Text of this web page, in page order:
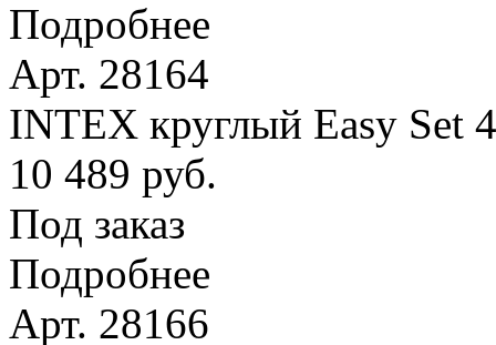
Подробнее
Арт. 28164
INTEX круглый Easy Set
10 489 руб.
Под заказ
Подробнее
Арт. 28166